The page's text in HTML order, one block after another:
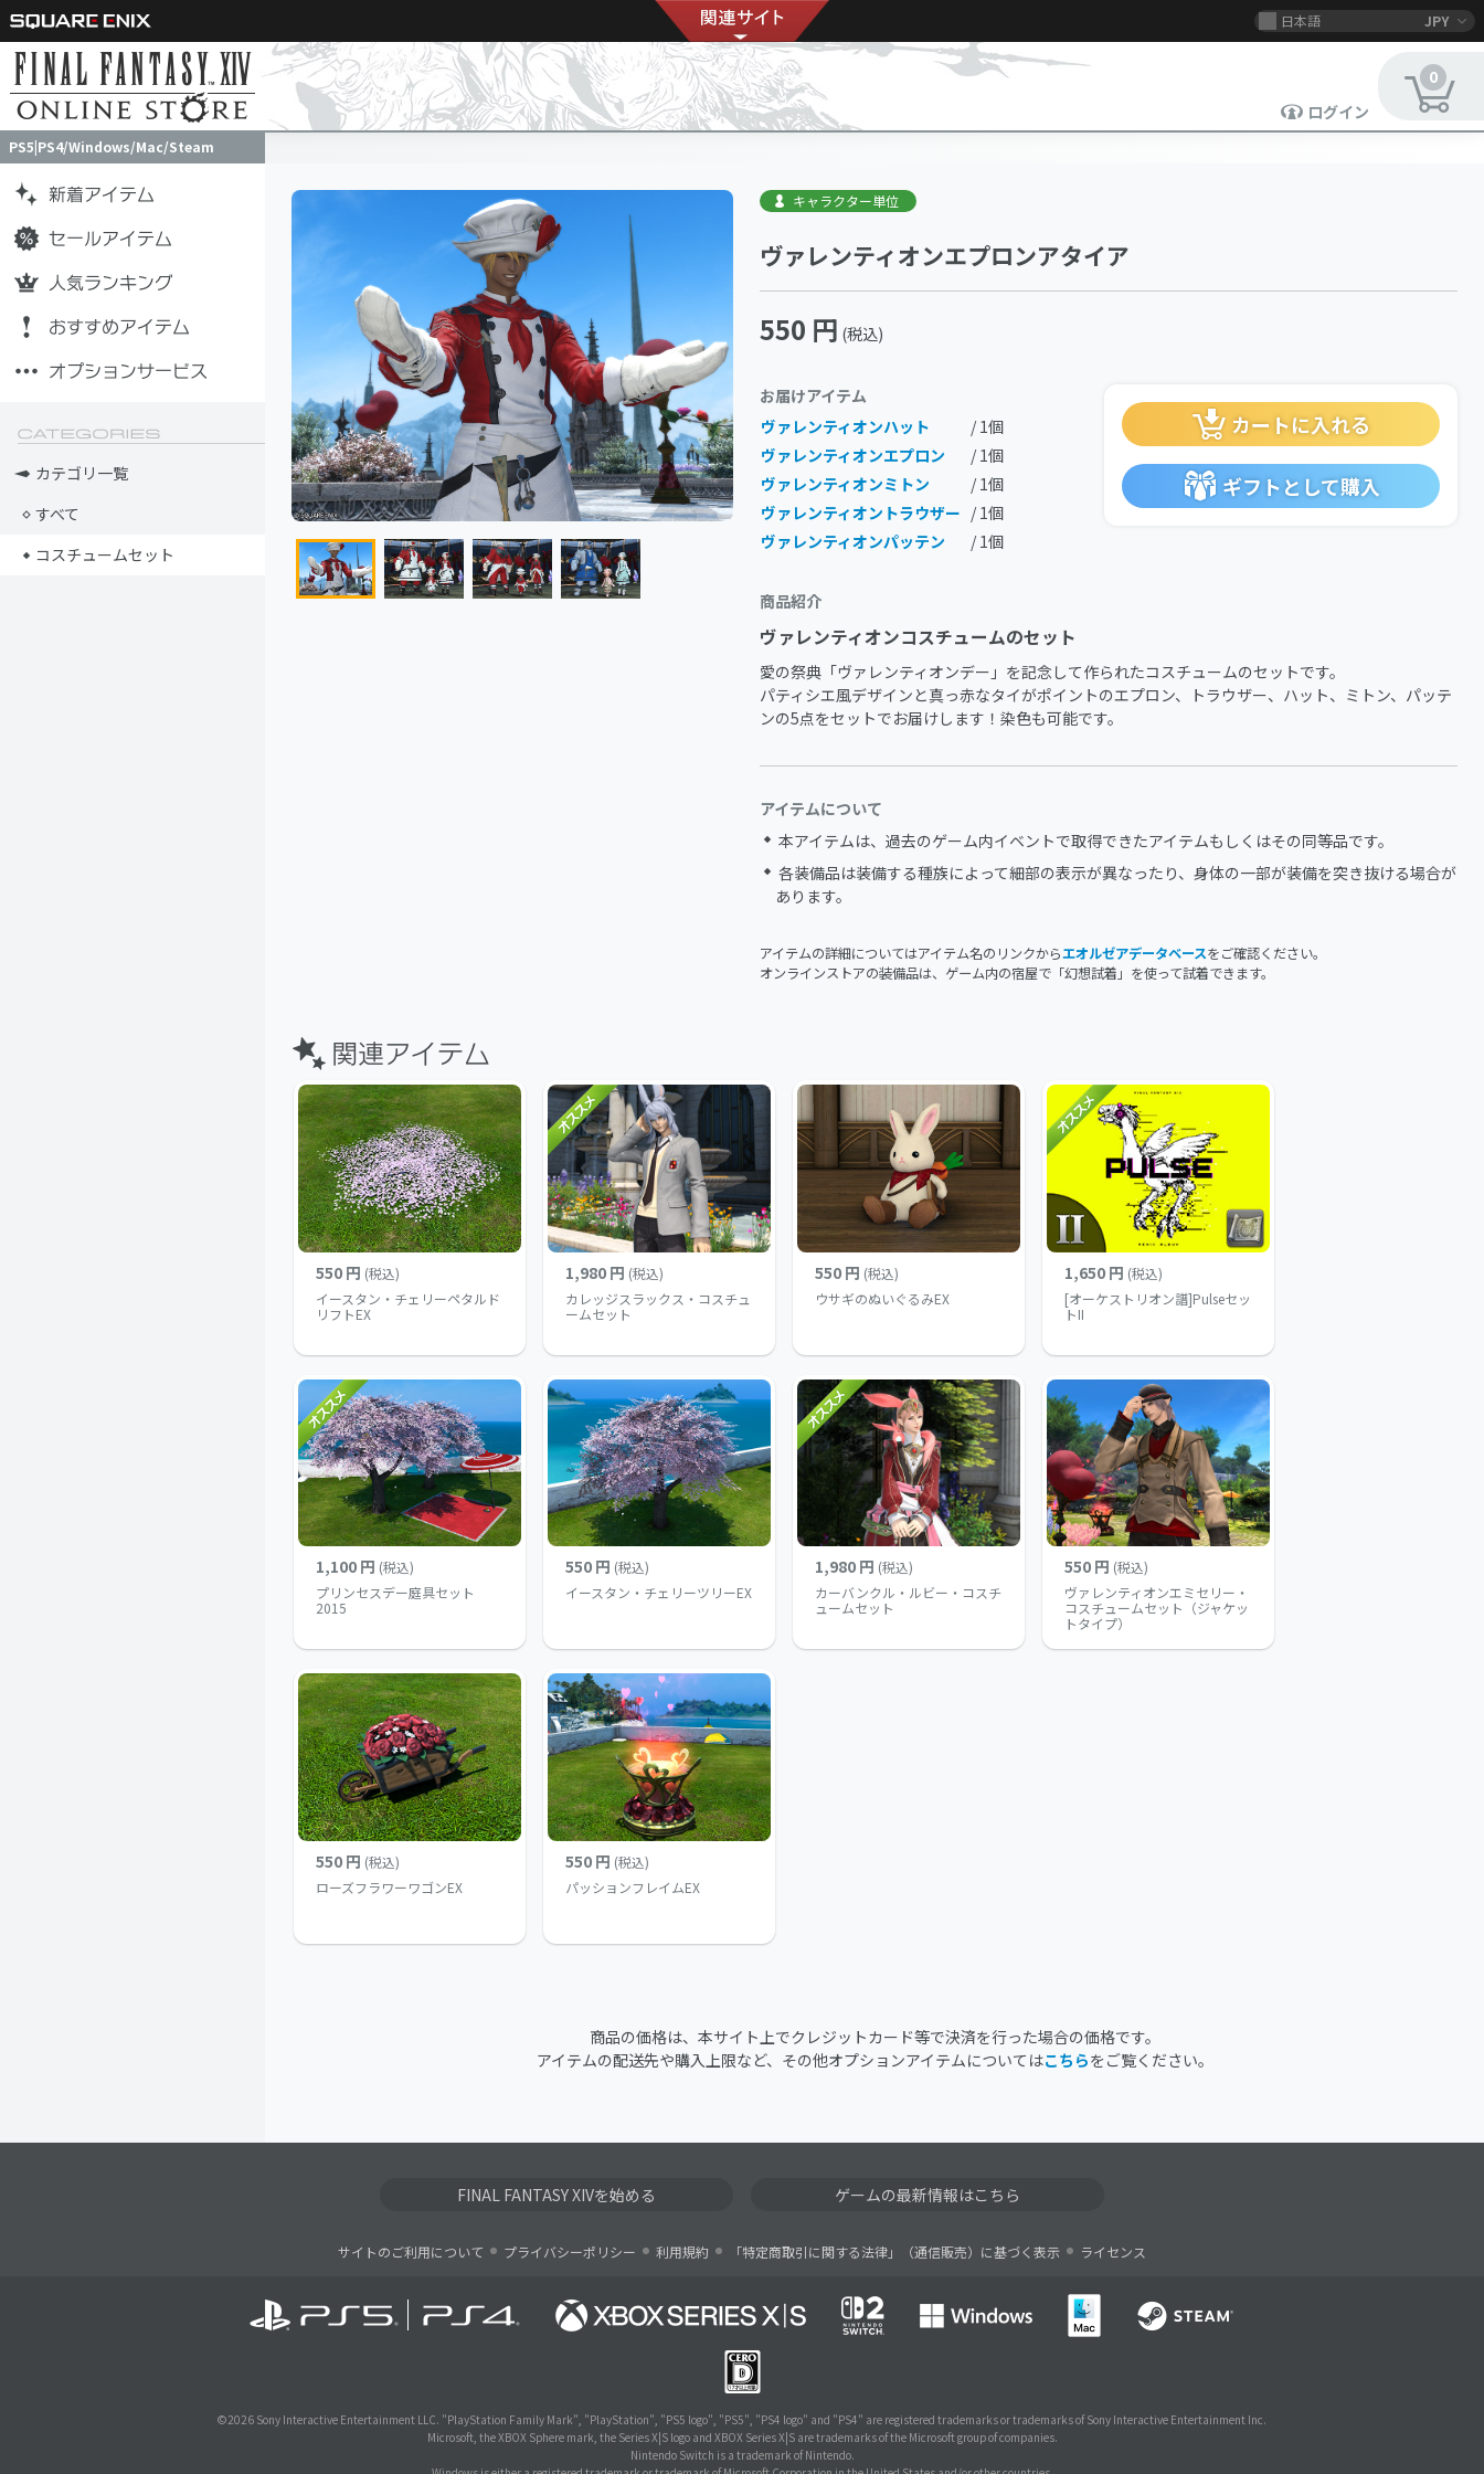
日本語 JPY
ログイン
0
PS5|PS4/Windows/Mac/Steam
PS5|PS4/Windows/Mac/Steam
カテゴリ一覧
すべて
コスチュームセット
キャラクター単位
ヴァレンティオンエプロンアタイア
550 円 (税込)
カートに入れる
ギフトとして購入
お届けアイテム
ヴァレンティオンハット
/ 1個
ヴァレンティオンエプロン
/ 1個
ヴァレンティオンミトン
/ 1個
ヴァレンティオントラウザー / 1個
ヴァレンティオンパッテン
/ 1個
商品紹介
ヴァレンティオンコスチュームのセット
愛の祭典「ヴァレンティオンデー」を記念して作られたコスチュームのセットです。
パティシエ風デザインと真っ赤なタイがポイントのエプロン、トラウザー、ハット、ミトン、パッテ
ンの5点をセットでお届けします！染色も可能です。
アイテムについて
本アイテムは、過去のゲーム内イベントで取得できたアイテムもしくはその同等品です。
各装備品は装備する種族によって細部の表示が異なったり、身体の一部が装備を突き抜ける場合が
あります。
アイテムの詳細についてはアイテム名のリンクからエオルゼアデータベースをご確認ください。
オンラインストアの装備品は、ゲーム内の宿屋で「幻想試着」を使って試着できます。
550 円 (税込)
イースタン・チェリーペタルド
リフトEX
1,980 円 (税込)
カレッジスラックス・コスチュ
ームセット
550 円 (税込)
ウサギのぬいぐるみEX
1,650 円 (税込)
[オーケストリオン譜]Pulseセッ
トII
1,100 円 (税込)
プリンセスデー庭具セット
2015
550 円 (税込)
イースタン・チェリーツリーEX
1,980 円 (税込)
カーバンクル・ルビー・コスチ
ュームセット
550 円 (税込)
ヴァレンティオンエミセリー・
コスチュームセット（ジャケッ
トタイプ）
550 円 (税込)
ローズフラワーワゴンEX
550 円 (税込)
パッションフレイムEX
商品の価格は、本サイト上でクレジットカード等で決済を行った場合の価格です。
アイテムの配送先や購入上限など、その他オプションアイテムについてはこちらをご覧ください。
FINAL FANTASY XIVを始める ゲームの最新情報はこちら
サイトのご利用について プライバシーポリシー 利用規約 「特定商取引に関する法律」（通信販売）に基づく表示 ライセンス
©2026 Sony Interactive Entertainment LLC. "PlayStation Family Mark", "PlayStation", "PS5 logo", "PS5", "PS4 logo" and "PS4" are registered trademarks or trademarks of Sony Interactive Entertainment Inc.
Microsoft, the XBOX Sphere mark, the Series X|S logo and XBOX Series X|S are trademarks of the Microsoft group of companies.
Nintendo Switch is a trademark of Nintendo.